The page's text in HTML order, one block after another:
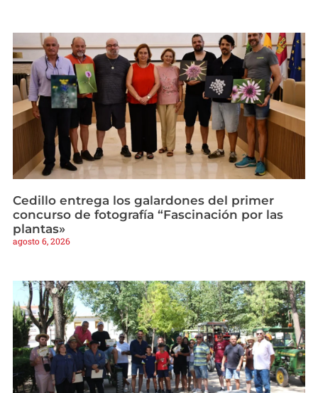
Cedillo entrega los galardones del primer
concurso de fotografía “Fascinación por las
plantas»
agosto 6, 2026